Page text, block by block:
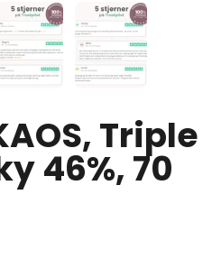
Vis slide 3 Vis slide 4
Triple
46%, 70